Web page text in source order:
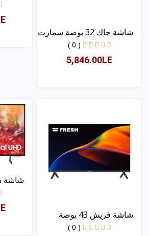
شاشة جاك 32 بوصة سمارت
( 0 )
5,846.00LE
شاشة فريش 43 بوصة
سمارت
( 0 )